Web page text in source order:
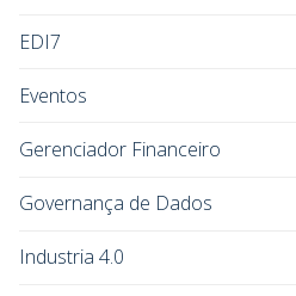
EDI7
Eventos
Gerenciador Financeiro
Governança de Dados
Industria 4.0